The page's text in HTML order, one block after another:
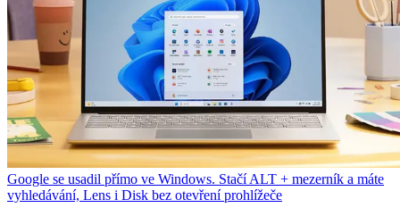
Google se usadil přímo ve Windows. Stačí ALT + mezerník a máte
vyhledávání, Lens i Disk bez otevření prohlížeče